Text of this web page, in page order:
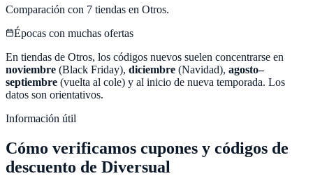
Comparación con 7 tiendas en Otros.
Épocas con muchas ofertas
En tiendas de Otros, los códigos nuevos suelen concentrarse en
noviembre (Black Friday), diciembre (Navidad), agosto–
septiembre (vuelta al cole) y al inicio de nueva temporada. Los
datos son orientativos.
Información útil
Cómo verificamos cupones y códigos de
descuento de Diversual